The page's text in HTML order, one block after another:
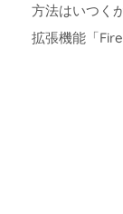
方法はいつく
拡張機能「